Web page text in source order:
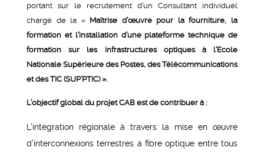
portant sur le recrutement d’un Consultant individuel
chargé de la « Maîtrise d’œuvre pour la fourniture, la
formation et l’installation d’une plateforme technique de
formation sur les infrastructures optiques à l’Ecole
Nationale Supérieure des Postes, des Télécommunications
et des TIC (SUP’PTIC) ».
L’objectif global du projet CAB est de contribuer à :
L’intégration régionale à travers la mise en œuvre
d’interconnexions terrestres à fibre optique entre tous